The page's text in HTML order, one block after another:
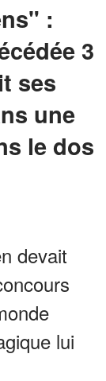
:
3
ses
une
le dos
devait
lui